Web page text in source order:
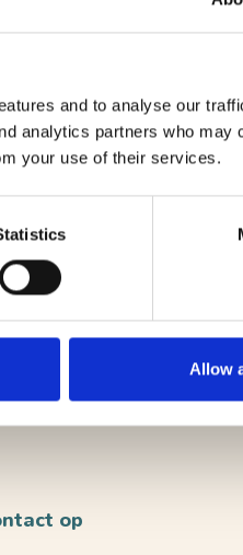
and to analyse our
analytics partners who may
your use of their services.
Allow
op